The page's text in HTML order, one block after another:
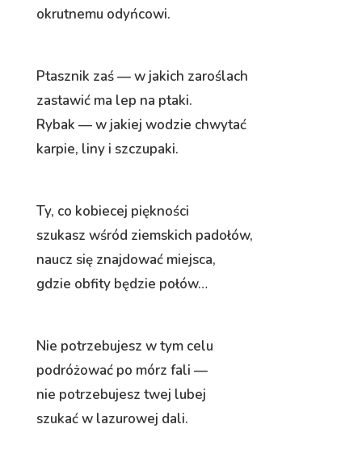
okrutnemu odyńcowi.
Ptasznik zaś — w jakich zaroślach
zastawić ma lep na ptaki.
Rybak — w jakiej wodzie chwytać
karpie, liny i szczupaki.
Ty, co kobiecej piękności
szukasz wśród ziemskich padołów,
naucz się znajdować miejsca,
gdzie obfity będzie połów…
Nie potrzebujesz w tym celu
podróżować po mórz fali —
nie potrzebujesz twej lubej
szukać w lazurowej dali.